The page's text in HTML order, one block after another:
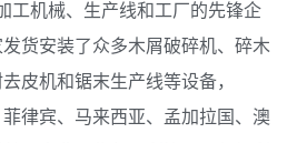
工机械、生产线和工厂的先锋企
货安装了众多木屑破碎机、碎木
皮机和锯末生产线等设备，
律宾、马来西亚、孟加拉国、澳